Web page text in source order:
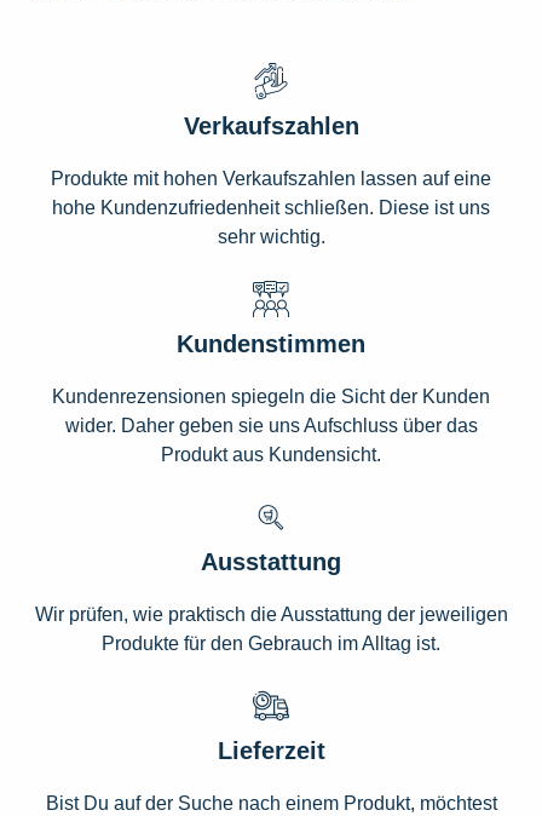
Verkaufszahlen
Produkte mit hohen Verkaufszahlen lassen auf eine
hohe Kundenzufriedenheit schließen. Diese ist uns
sehr wichtig.
Kundenstimmen
Kundenrezensionen spiegeln die Sicht der Kunden
wider. Daher geben sie uns Aufschluss über das
Produkt aus Kundensicht.
Ausstattung
Wir prüfen, wie praktisch die Ausstattung der jeweiligen
Produkte für den Gebrauch im Alltag ist.
Lieferzeit
Bist Du auf der Suche nach einem Produkt, möchtest